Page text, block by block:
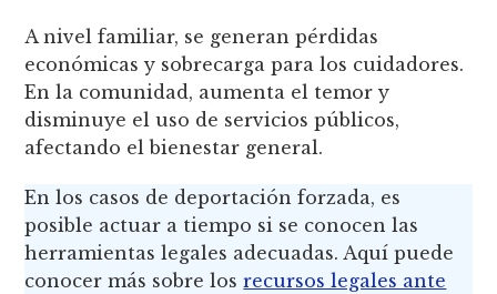
A nivel familiar, se generan pérdidas
económicas y sobrecarga para los cuidadores.
En la comunidad, aumenta el temor y
disminuye el uso de servicios públicos,
afectando el bienestar general.
En los casos de deportación forzada, es
posible actuar a tiempo si se conocen las
herramientas legales adecuadas. Aquí puede
conocer más sobre losrecursos legales ante